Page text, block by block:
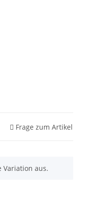
Frage zum Artikel
Variation aus.